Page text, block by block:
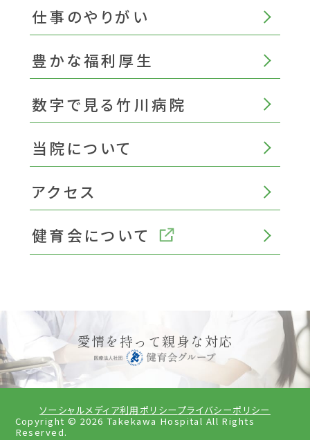
仕事のやりがい
豊かな福利厚生
数字で見る竹川病院
当院について
アクセス
健育会について
愛情を持って親身な対応
ソーシャルメディア利用ポリシープライバシーポリシー
Copyright © 2026 Takekawa Hospital All Rights
Reserved.